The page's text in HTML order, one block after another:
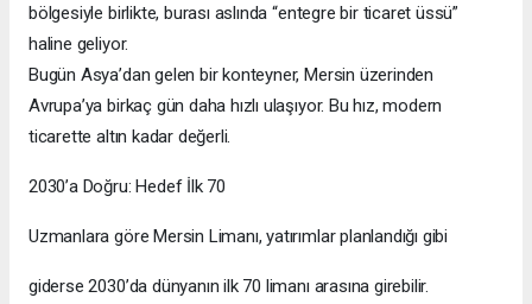
bölgesiyle birlikte, burası aslında “entegre bir ticaret üssü”
haline geliyor.
Bugün Asya’dan gelen bir konteyner, Mersin üzerinden
Avrupa’ya birkaç gün daha hızlı ulaşıyor. Bu hız, modern
ticarette altın kadar değerli.
2030’a Doğru: Hedef İlk 70
Uzmanlara göre Mersin Limanı, yatırımlar planlandığı gibi
giderse 2030’da dünyanın ilk 70 limanı arasına girebilir.